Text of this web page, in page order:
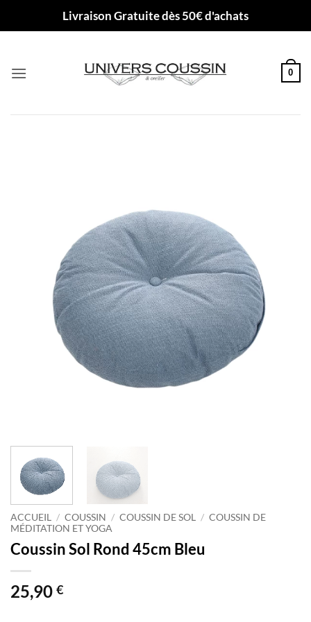
Livraison Gratuite dès 50€ d'achats
0
ACCUEIL / COUSSIN / COUSSIN DE SOL / COUSSIN DE
MÉDITATION ET YOGA
Coussin Sol Rond 45cm Bleu
25,90 €